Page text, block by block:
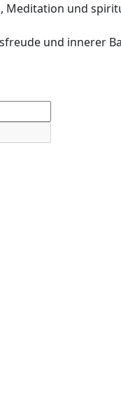
Meditation und
und innerer